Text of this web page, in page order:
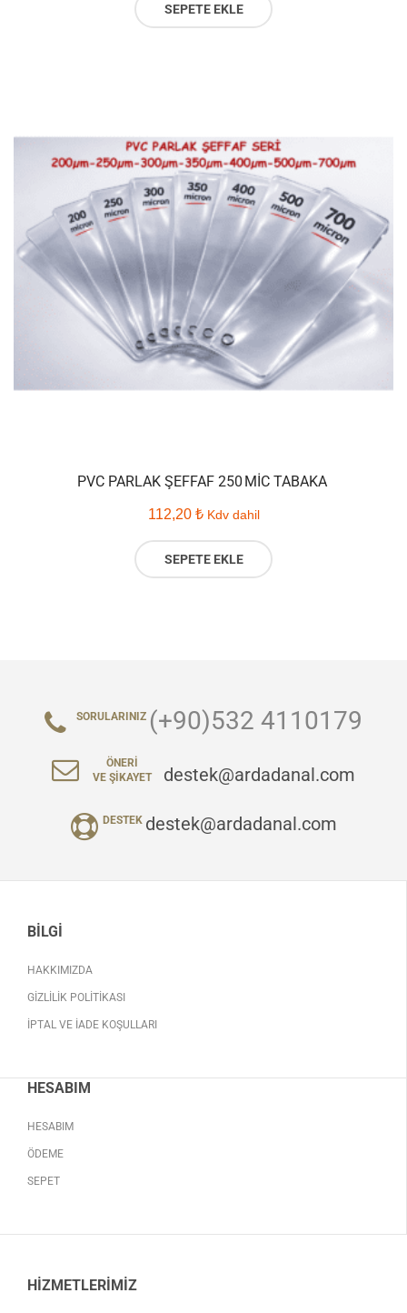
SEPETE EKLE
PVC PARLAK ŞEFFAF 250 MIC TABAKA
112,20 ₺ Kdv dahil
SEPETE EKLE
SORULARINIZ (+90)532 4110179
ÖNERI
VE ŞIKAYET
destek@ardadanal.com
DESTEK destek@ardadanal.com
BILGI
HAKKIMIZDA
GIZLILIK POLITIKASI
İPTAL VE İADE KOŞULLARI
HESABIM
HESABIM
ÖDEME
SEPET
HIZMETLERIMIZ